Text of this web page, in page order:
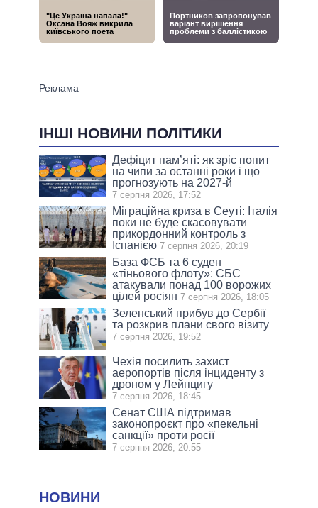
ІНШІ НОВИНИ ПОЛІТИКИ
Дефіцит пам’яті: як зріс попит
на чипи за останні роки і що
прогнозують на 2027-й
7 серпня 2026, 17:52
Міграційна криза в Сеуті: Італія
поки не буде скасовувати
прикордонний контроль з
Іспанією 7 серпня 2026, 20:19
База ФСБ та 6 суден
«тіньового флоту»: СБС
атакували понад 100 ворожих
цілей росіян 7 серпня 2026, 18:05
Зеленський прибув до Сербії
та розкрив плани свого візиту
7 серпня 2026, 19:52
Чехія посилить захист
аеропортів після інциденту з
дроном у Лейпцигу
7 серпня 2026, 18:45
Сенат США підтримав
законопроєкт про «пекельні
санкції» проти росії
7 серпня 2026, 20:55
НОВИНИ